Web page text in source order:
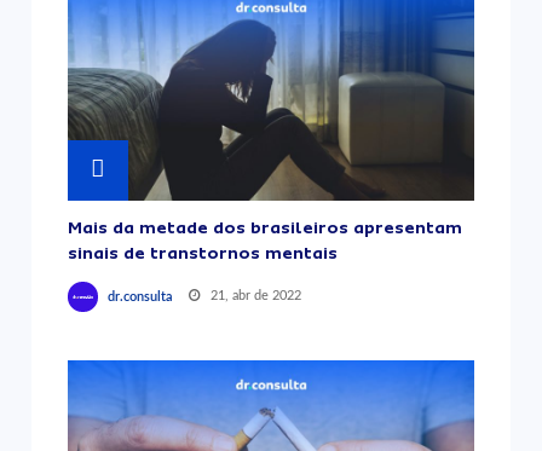
Mais da metade dos brasileiros apresentam
sinais de transtornos mentais
dr.consulta 21, abr de 2022